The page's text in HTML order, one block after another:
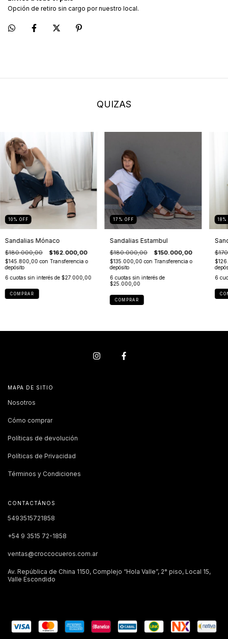
Opción de retiro sin cargo por nuestro local.
QUIZAS
10 % OFF
Sandalias Mónaco
$180.000,00 $162.000,00
$145.800,00con Transferencia o
depósito
6 cuotas sin interés de $27.000,00
COMPRAR
17 % OFF
Sandalias Estambul
$180.000,00 $150.000,00
$135.000,00con Transferencia o
depósito
6 cuotas sin interés de
$25.000,00
COMPRAR
18
6
MAPA DE SITIO
Nosotros
Cómo comprar
Políticas de devolución
Políticas de Privacidad
Términos y Condiciones
CONTACTÁNOS
5493515721858
+54 9 3515 72-1858
ventas@croccocueros.com.ar
Av. República de China 1150, Complejo “Hola Valle”, 2° piso, Local 15,
Valle Escondido